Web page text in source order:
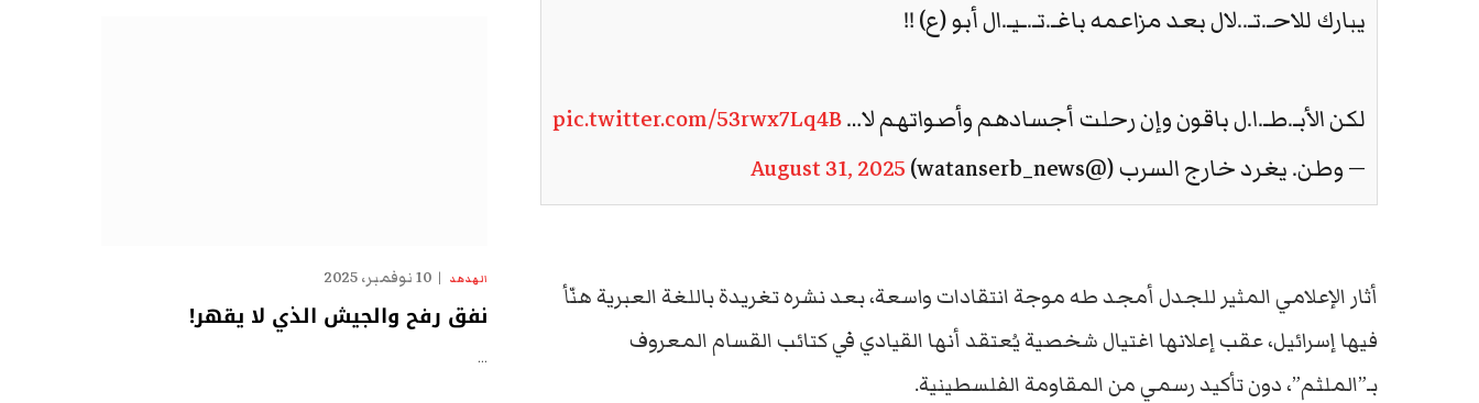
يبارك للاحـ.تـ..لال بعد مزاعمه باغـ.تـ.ـيـ.ال أبو (ع) !!
لكن الأبـ.طـ.ا.ل باقون وإن رحلت أجسادهم وأصواتهم لا…pic.twitter.com/53rwx7Lq4B
— وطن. يغرد خارج السرب (@watanserb_news)
August 31, 2025
أثار الإعلامي المثير للجدل أمجد طه موجة انتقادات واسعة، بعد نشره تغريدة باللغة العبرية هنّأ
فيها إسرائيل، عقب إعلانها اغتيال شخصية يُعتقد أنها القيادي في كتائب القسام المعروف
بـ”الملثم”، دون تأكيد رسمي من المقاومة الفلسطينية.
الهدهد 10 نوفمبر، 2025
نفق رفح والجيش الذي لا يقهر!
…